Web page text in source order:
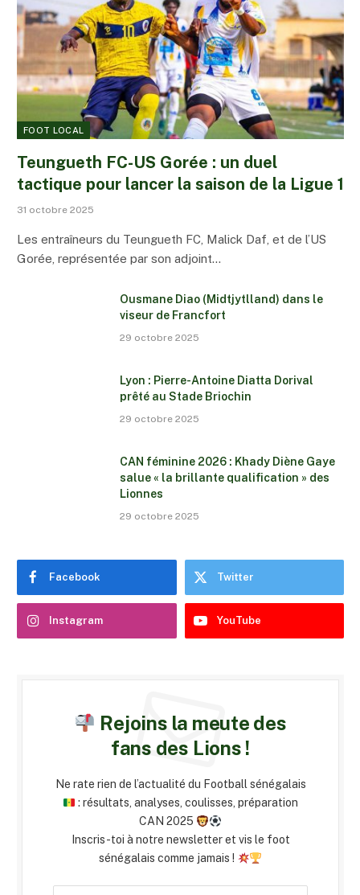
FOOT LOCAL
Teungueth FC-US Gorée : un duel
tactique pour lancer la saison de la Ligue 1
31 octobre 2025
Les entraîneurs du Teungueth FC, Malick Daf, et de l’US
Gorée, représentée par son adjoint…
Ousmane Diao (Midtjytlland) dans le
viseur de Francfort
29 octobre 2025
Lyon : Pierre-Antoine Diatta Dorival
prêté au Stade Briochin
29 octobre 2025
CAN féminine 2026 : Khady Diène Gaye
salue « la brillante qualification » des
Lionnes
29 octobre 2025
Facebook Twitter
Instagram YouTube
Rejoins la meute des
fans des Lions !
Ne rate rien de l’actualité du Football sénégalais
: résultats, analyses, coulisses, préparation
CAN 2025
Inscris-toi à notre newsletter et vis le foot
sénégalais comme jamais !